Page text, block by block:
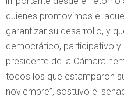
quienes promovimos el
garantizar su desarrollo, y
democrático, participativo
presidente de la Cámara
todos los que estamparon
noviembre”, sostuvo el